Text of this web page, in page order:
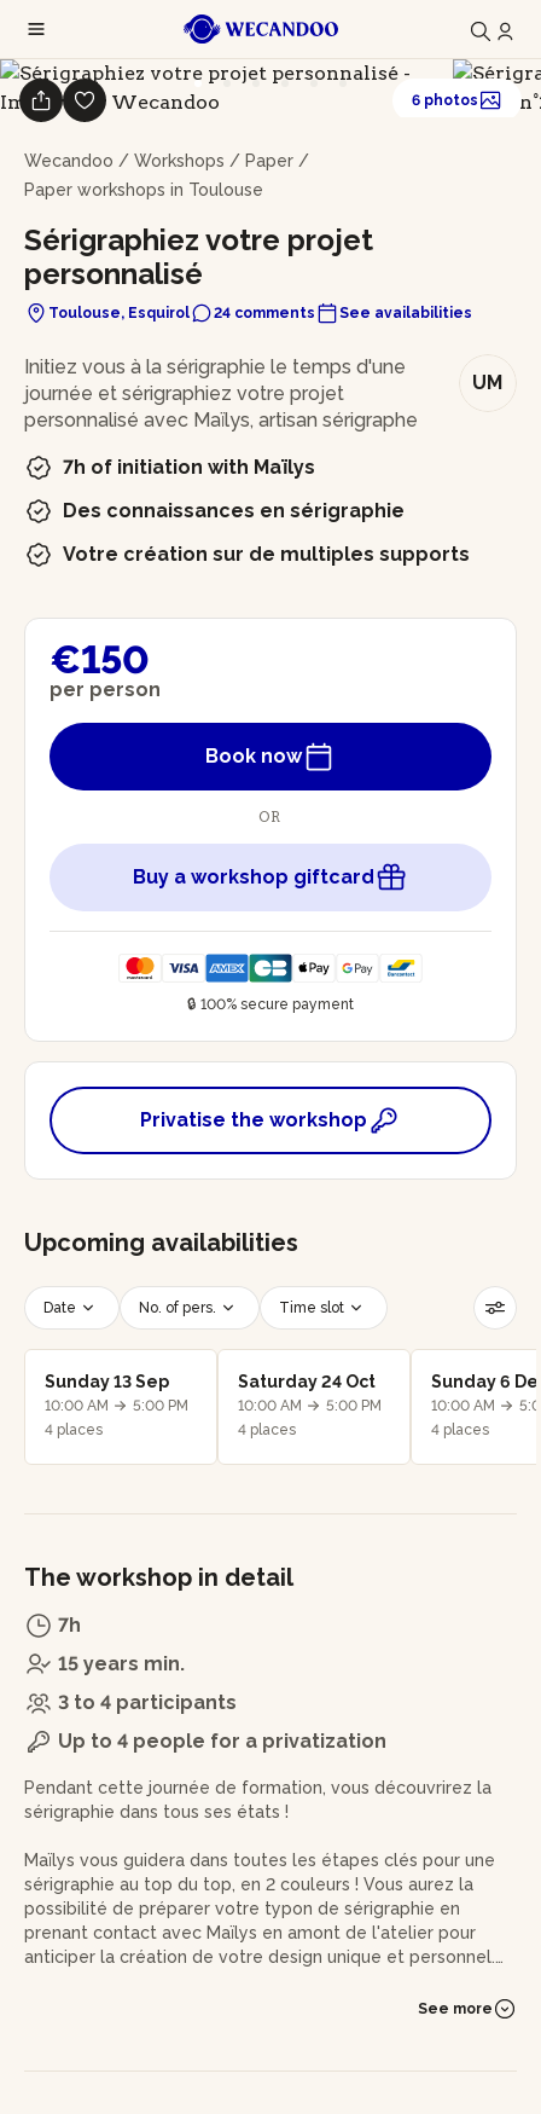
Wecandoo / Workshops / Paper /
Paper workshops in Toulouse
Sérigraphiez votre projet
personnalisé
Toulouse, Esquirol 24 comments See availabilities
6 photos
In brief
UM
Initiez vous à la sérigraphie le temps d'une
journée et sérigraphiez votre projet
personnalisé avec Maïlys, artisan sérigraphe
7h of initiation with Maïlys
Des connaissances en sérigraphie
Votre création sur de multiples supports
€150
per person
Book now
OR
Buy a workshop giftcard
🔒 100% secure payment
Privatise the workshop
Upcoming availabilities
Date No. of pers. Time slot
Reset filters
Sunday 13 Sep
10:00 AM
5:00 PM
4 places
Saturday 24 Oct
10:00 AM
5:00 PM
4 places
Sunday 6
10:00 AM
4 places
The workshop in detail
7h
15 years min.
3 to 4 participants
Up to 4 people for a privatization
Pendant cette journée de formation, vous découvrirez la
sérigraphie dans tous ses états !
Maïlys vous guidera dans toutes les étapes clés pour une
sérigraphie au top du top, en 2 couleurs ! Vous aurez la
possibilité de préparer votre typon de sérigraphie en
prenant contact avec Maïlys en amont de l'atelier pour
anticiper la création de votre design unique et personnel.
De l'enduction de l'écran à la révélation du visuel, apprenez
Pensez à mettre des vêtements qui peuvent être salis et à
See more